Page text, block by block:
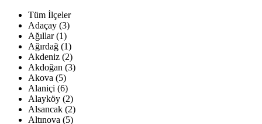
Tüm İlçeler
Adaçay (3)
Ağıllar (1)
Ağırdağ (1)
Akdeniz (2)
Akdoğan (3)
Akova (5)
Alaniçi (6)
Alayköy (2)
Alsancak (2)
Altınova (5)